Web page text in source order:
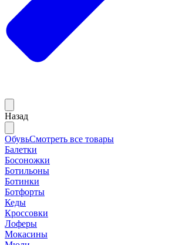
Назад
ОбувьСмотреть все товары
Балетки
Босоножки
Ботильоны
Ботинки
Ботфорты
Кеды
Кроссовки
Лоферы
Мокасины